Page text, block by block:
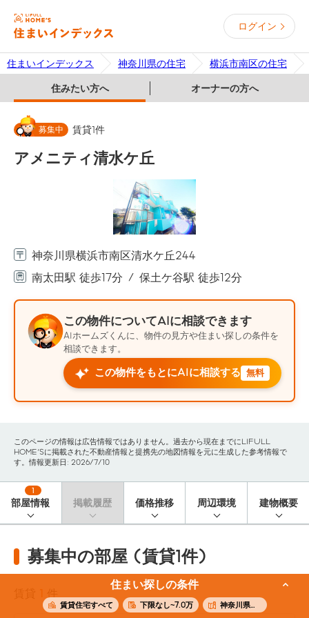
ログイン
住まいインデックス 神奈川県の住宅 横浜市南区の住宅
住みたい方へ オーナーの方へ
住まい探しの条件
賃貸住宅すべて 下限なし~7.0万 神奈川県横浜市南区
募集中 賃貸1件
アメニティ清水ケ丘
神奈川県横浜市南区清水ケ丘244
南太田駅 徒歩17分
保土ケ谷駅 徒歩12分
この物件についてAIに相談できます
AIホームズくんに、物件の見方や住まい探しの条件を
相談できます。
この物件をもとにAIに相談する 無料
このページの情報は広告情報ではありません。過去から現在までにLIFULL
HOME'Sに掲載された不動産情報と提携先の地図情報を元に生成した参考情報で
す。情報更新日: 2026/7/10
部屋情報
1
掲載履歴 価格推移 周辺環境 建物概要
募集中の部屋 (賃貸1件)
1